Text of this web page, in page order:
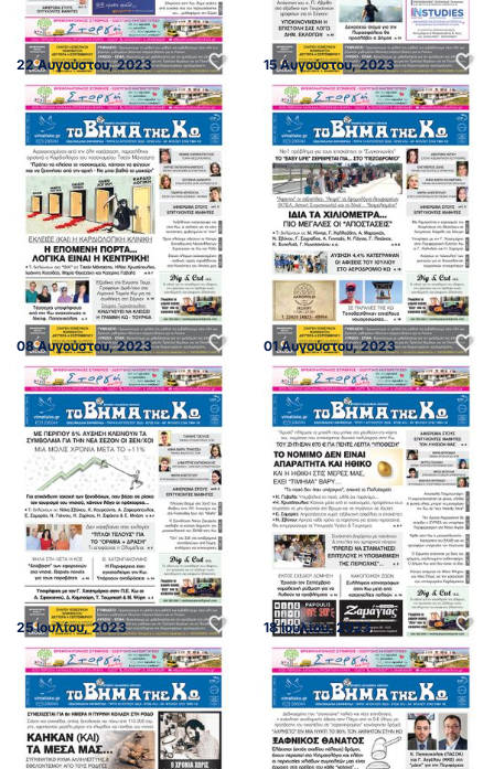
22 Αυγούστου, 2023 15 Αυγούστου, 2023
08 Αυγούστου, 2023 01 Αυγούστου, 2023
25 Ιουλίου, 2023 18 Ιουλίου, 2023